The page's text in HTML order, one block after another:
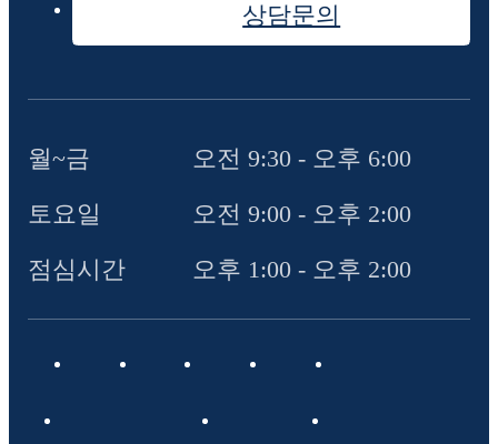
상담문의
월~금
오전 9:30 - 오후 6:00
토요일
오전 9:00 - 오후 2:00
점심시간
오후 1:00 - 오후 2:00